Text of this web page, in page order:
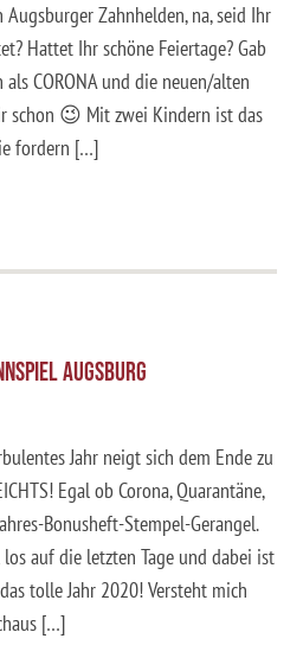
Zahnhelden, na, seid Ihr
Hattet Ihr schöne Feiertage? Gab
CORONA und die neuen/alten
schon 😉 Mit zwei Kindern ist das
fordern […]
AUGSBURG
Jahr neigt sich dem Ende zu
Egal ob Corona, Quarantäne,
Bonusheft-Stempel-Gerangel.
auf die letzten Tage und dabei ist
tolle Jahr 2020! Versteht mich
[…]